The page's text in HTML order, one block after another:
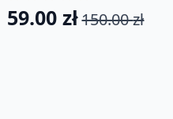
150.00zł
Pierwotna
59.00 zł
Aktualna